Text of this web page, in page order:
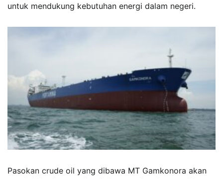
untuk mendukung kebutuhan energi dalam negeri.
Pasokan crude oil yang dibawa MT Gamkonora akan